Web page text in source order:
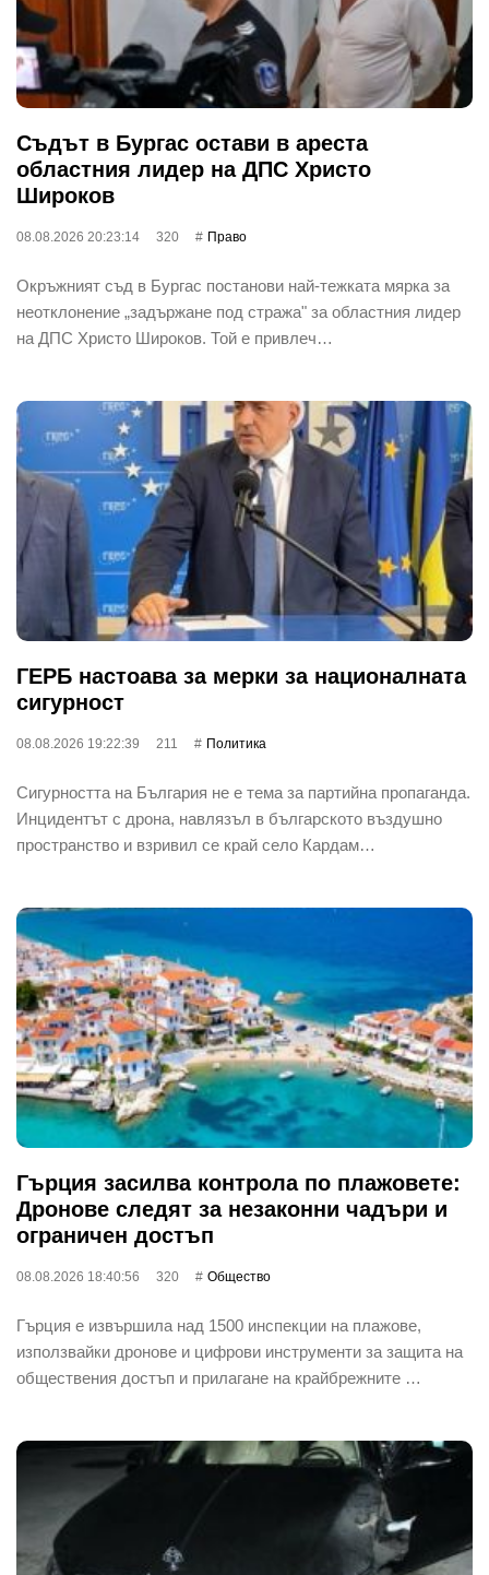
Съдът в Бургас остави в ареста
областния лидер на ДПС Христо
Широков
08.08.2026 20:23:14 320 Право
Окръжният съд в Бургас постанови най-тежката мярка за
неотклонение „задържане под стража" за областния лидер
на ДПС Христо Широков. Той е привлеч…
ГЕРБ настоава за мерки за националната
сигурност
08.08.2026 19:22:39 211 Политика
Сигурността на България не е тема за партийна пропаганда.
Инцидентът с дрона, навлязъл в българското въздушно
пространство и взривил се край село Кардам…
Гърция засилва контрола по плажовете:
Дронове следят за незаконни чадъри и
ограничен достъп
08.08.2026 18:40:56 320 Общество
Гърция е извършила над 1500 инспекции на плажове,
използвайки дронове и цифрови инструменти за защита на
обществения достъп и прилагане на крайбрежните …